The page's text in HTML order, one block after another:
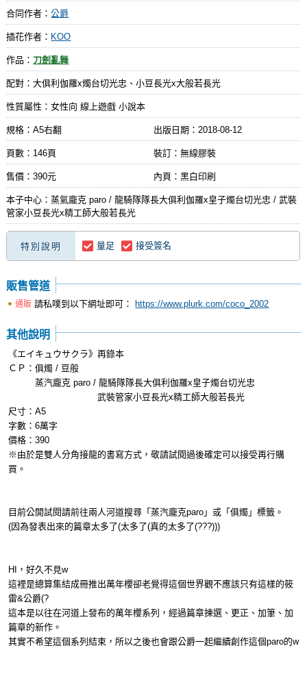
合同作者：公爵
插花作者： KOO
作品： 刀劍亂舞
配對：大俱利伽羅x燭台切光忠、小豆長光x大般若長光
性質屬性：女性向 線上遊戲 小說本
規格：A5右翻 出版日期： 2018-08-12
頁數：146頁 裝訂：無線膠裝
售價：390元 內頁：黑白印刷
本子中心：蒸氣龐克 paro / 龍騎隊隊長大俱利伽羅x皇子燭台切光忠 / 武裝
管家小豆長光x精工師大般若長光
特別說明 量足 接受簽名
販售管道
通販 請私噗到以下網址即可： https://www.plurk.com/coco_2002
其他說明
《エイキュウサクラ》再錄本
ＣＰ：俱燭 / 豆般
蒸汽龐克 paro / 龍騎隊隊長大俱利伽羅x皇子燭台切光忠
武裝管家小豆長光x精工師大般若長光
尺寸：A5
字數：6萬字
價格：390
※由於是雙人分角接龍的書寫方式，敬請試閱過後確定可以接受再行購
買。
目前公開試閱請前往兩人河道搜尋「蒸汽龐克paro」或「俱燭」標籤。
(因為發表出來的篇章太多了(太多了(真的太多了(???)))
HI，好久不見w
這裡是總算集結成冊推出萬年櫻卻老覺得這個世界觀不應該只有這樣的筱
雷&公爵(?
這本是以往在河道上發布的萬年櫻系列，經過篇章揀選、更正、加筆、加
篇章的新作。
其實不希望這個系列結束，所以之後也會跟公爵一起繼續創作這個paro的w